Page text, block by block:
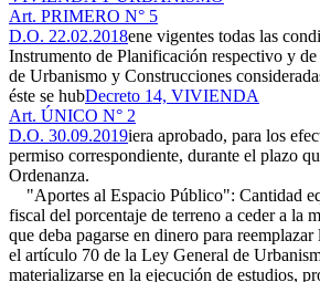
Art. PRIMERO N° 5
D.O. 22.02.2018ene vigentes todas las
Instrumento de Planificación respectivo y
de Urbanismo y Construcciones
éste se hubDecreto 14, VIVIENDA
Art. ÚNICO N° 2
D.O. 30.09.2019iera aprobado, para los
permiso correspondiente, durante el plazo
Ordenanza.
"Aportes al Espacio Público": Cantidad
fiscal del porcentaje de terreno a ceder a la
que deba pagarse en dinero para reemplazar
el artículo 70 de la Ley General de
materializarse en la ejecución de estudios,